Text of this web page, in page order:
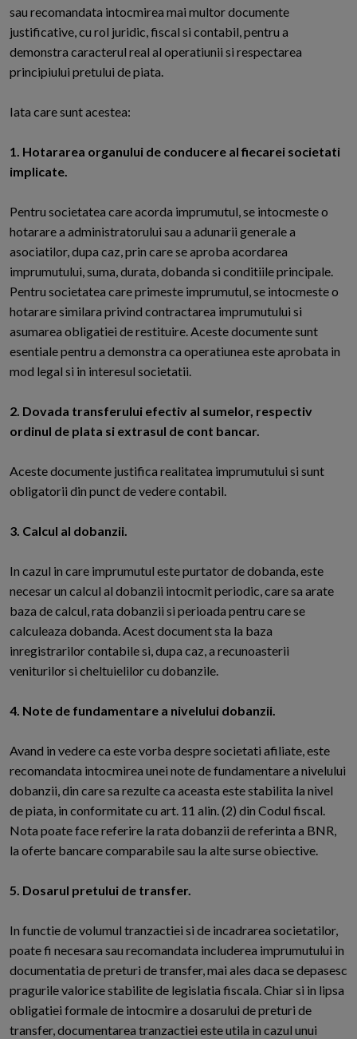
sau recomandata intocmirea mai multor documente
justificative, cu rol juridic, fiscal si contabil, pentru a
demonstra caracterul real al operatiunii si respectarea
principiului pretului de piata.
Iata care sunt acestea:
1. Hotararea organului de conducere al fiecarei societati
implicate.
Pentru societatea care acorda imprumutul, se intocmeste o
hotarare a administratorului sau a adunarii generale a
asociatilor, dupa caz, prin care se aproba acordarea
imprumutului, suma, durata, dobanda si conditiile principale.
Pentru societatea care primeste imprumutul, se intocmeste o
hotarare similara privind contractarea imprumutului si
asumarea obligatiei de restituire. Aceste documente sunt
esentiale pentru a demonstra ca operatiunea este aprobata in
mod legal si in interesul societatii.
2. Dovada transferului efectiv al sumelor, respectiv
ordinul de plata si extrasul de cont bancar.
Aceste documente justifica realitatea imprumutului si sunt
obligatorii din punct de vedere contabil.
3. Calcul al dobanzii.
In cazul in care imprumutul este purtator de dobanda, este
necesar un calcul al dobanzii intocmit periodic, care sa arate
baza de calcul, rata dobanzii si perioada pentru care se
calculeaza dobanda. Acest document sta la baza
inregistrarilor contabile si, dupa caz, a recunoasterii
veniturilor si cheltuielilor cu dobanzile.
4. Note de fundamentare a nivelului dobanzii.
Avand in vedere ca este vorba despre societati afiliate, este
recomandata intocmirea unei note de fundamentare a nivelului
dobanzii, din care sa rezulte ca aceasta este stabilita la nivel
de piata, in conformitate cu art. 11 alin. (2) din Codul fiscal.
Nota poate face referire la rata dobanzii de referinta a BNR,
la oferte bancare comparabile sau la alte surse obiective.
5. Dosarul pretului de transfer.
In functie de volumul tranzactiei si de incadrarea societatilor,
poate fi necesara sau recomandata includerea imprumutului in
documentatia de preturi de transfer, mai ales daca se depasesc
pragurile valorice stabilite de legislatia fiscala. Chiar si in lipsa
obligatiei formale de intocmire a dosarului de preturi de
transfer, documentarea tranzactiei este utila in cazul unui